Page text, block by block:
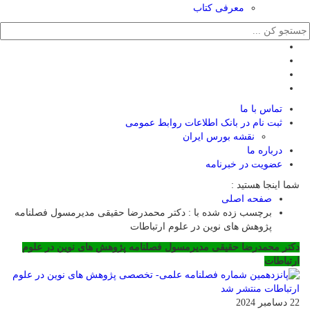
معرفی کتاب
تماس با ما
ثبت نام در بانک اطلاعات روابط عمومی
نقشه بورس ایران
درباره ما
عضويت در خبرنامه
شما اینجا هستید :
صفحه اصلی
برچسب زده شده با : دکتر محمدرضا حقیقی مدیرمسول فصلنامه
پژوهش های نوین در علوم ارتباطات
دکتر محمدرضا حقیقی مدیرمسول فصلنامه پژوهش های نوین در علوم
ارتباطات
22 دسامبر 2024